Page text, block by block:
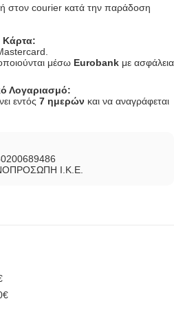
στον courier κατά την παράδοση
Κάρτα:
μέσω Eurobank με ασφάλεια
Λογαριασμό:
εντός 7 ημερών και να αναγράφεται
Ι.Κ.Ε.